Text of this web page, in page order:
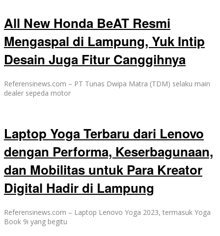
All New Honda BeAT Resmi
Mengaspal di Lampung, Yuk Intip
Desain Juga Fitur Canggihnya
Referensinews.com – PT Tunas Dwipa Matra (TDM) selaku main
dealer sepeda motor
Laptop Yoga Terbaru dari Lenovo
dengan Performa, Keserbagunaan,
dan Mobilitas untuk Para Kreator
Digital Hadir di Lampung
Referensinews.com – Laptop Lenovo Yoga 2023, termasuk Yoga
Book 9i yang begitu